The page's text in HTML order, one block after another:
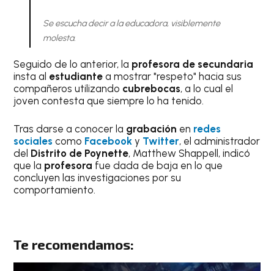
Se escucha decir a la educadora, visiblemente
molesta.
Seguido de lo anterior, la profesora de secundaria
insta al estudiantea mostrar "respeto" hacia sus
compañeros utilizando cubrebocas, a lo cual el
joven contesta que siempre lo ha tenido.
Tras darse a conocer la grabación en redes
sociales como Facebook y Twitter, el administrador
del Distrito de Poynette, Matthew Shappell, indicó
que la profesora fue dada de baja en lo que
concluyen las investigaciones por su
comportamiento.
Te recomendamos: